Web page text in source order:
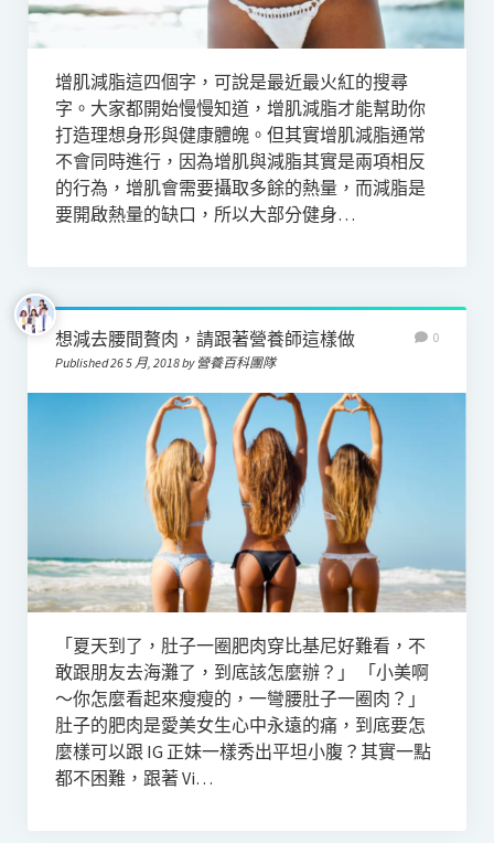
增肌減脂這四個字，可說是最近最火紅的搜尋
字。大家都開始慢慢知道，增肌減脂才能幫助你
打造理想身形與健康體魄。但其實增肌減脂通常
不會同時進行，因為增肌與減脂其實是兩項相反
的行為，增肌會需要攝取多餘的熱量，而減脂是
要開啟熱量的缺口，所以大部分健身…
想減去腰間贅肉，請跟著營養師這樣做
Published 26 5 月, 2018 by 營養百科團隊
0
「夏天到了，肚子一圈肥肉穿比基尼好難看，不
敢跟朋友去海灘了，到底該怎麼辦？」 「小美啊
～你怎麼看起來瘦瘦的，一彎腰肚子一圈肉？」
肚子的肥肉是愛美女生心中永遠的痛，到底要怎
麼樣可以跟 IG 正妹一樣秀出平坦小腹？其實一點
都不困難，跟著 Vi…